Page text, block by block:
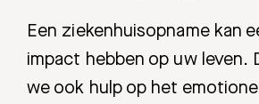
Een ziekenhuisopname kan
impact hebben op uw leven.
we ook hulp op het